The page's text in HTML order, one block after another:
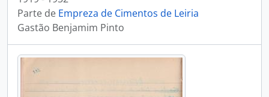
Parte de Empreza de Cimentos de Leiria
Gastão Benjamim Pinto